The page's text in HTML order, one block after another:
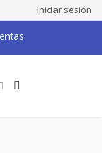
Iniciar sesión